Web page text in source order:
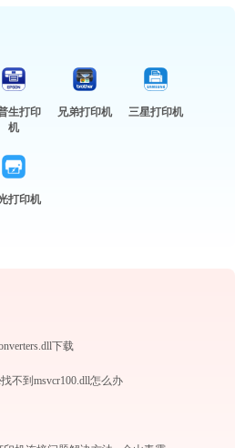
生打印
机
兄弟打印机 三星打印机
打印机
下载
不到msvcr100.dll怎么办